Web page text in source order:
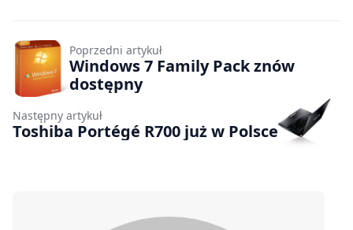
Poprzedni artykuł
Windows 7 Family Pack znów
dostępny
Następny artykuł
Toshiba Portégé R700 już w Polsce